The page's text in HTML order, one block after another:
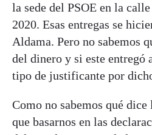
la sede del PSOE en la
2020. Esas entregas se
Aldama. Pero no sabemos
del dinero y si este entregó
tipo de justificante por
Como no sabemos qué
que basarnos en las